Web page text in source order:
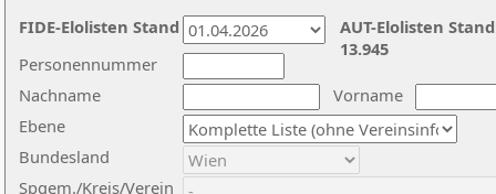
Nachname
Vorname
Ebene
Personennummer
Bundesland
Spgem./Kreis/Verein
AUT-Elolisten
13.945
FIDE-Elolisten Stand